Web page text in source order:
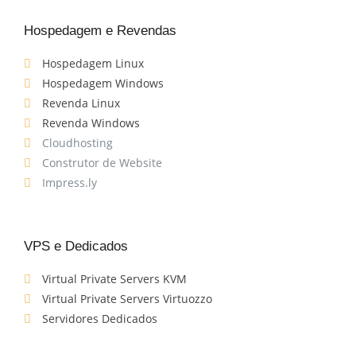
Hospedagem e Revendas
Hospedagem Linux
Hospedagem Windows
Revenda Linux
Revenda Windows
Cloudhosting
Construtor de Website
Impress.ly
VPS e Dedicados
Virtual Private Servers KVM
Virtual Private Servers Virtuozzo
Servidores Dedicados